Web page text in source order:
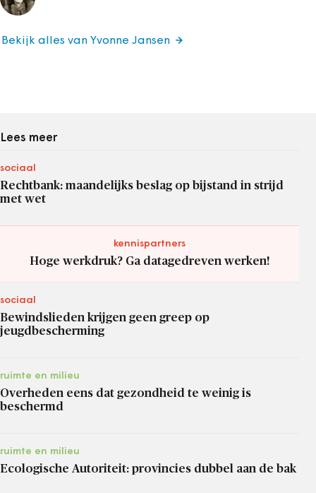
Bekijk alles van Yvonne Jansen
Lees meer
sociaal
Rechtbank: maandelijks beslag op bijstand in strijd
met wet
kennispartners
Hoge werkdruk? Ga datagedreven werken!
sociaal
Bewindslieden krijgen geen greep op
jeugdbescherming
ruimte en milieu
Overheden eens dat gezondheid te weinig is
beschermd
ruimte en milieu
Ecologische Autoriteit: provincies dubbel aan de bak